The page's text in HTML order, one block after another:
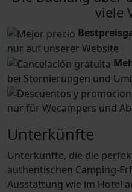
viele
nur auf unserer Website
bei Stornierungen und
nur für Wecampers und
Unterkünfte
Unterkünfte, die die
authentischen Camping-
Ausstattung wie im Hotel